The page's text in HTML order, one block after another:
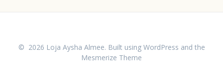
© 2026 Loja Aysha Almee. Built using WordPress and the
Mesmerize Theme